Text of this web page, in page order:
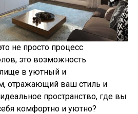
не просто процесс
это возможность
в уютный и
отражающий ваш стиль и
пространство, где вы
комфортно и уютно?